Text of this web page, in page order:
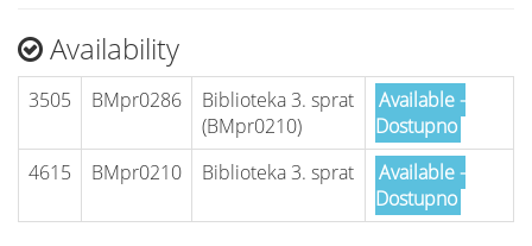
Availability
3505 BMpr0286
Biblioteka 3. sprat
(BMpr0210)
Available -
Dostupno
4615
BMpr0210 Biblioteka 3. sprat
Available -
Dostupno